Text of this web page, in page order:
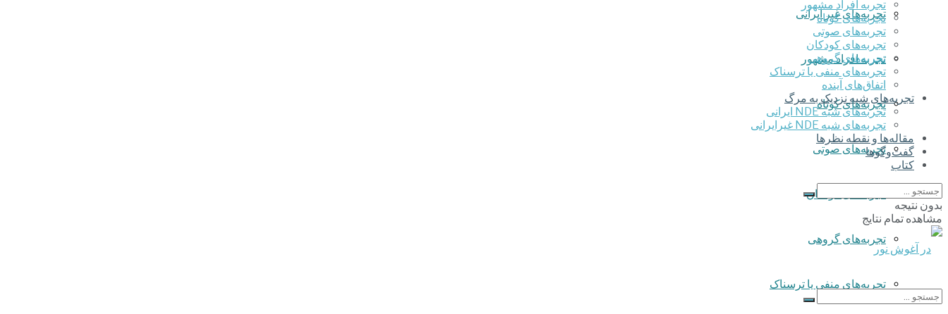
تجربه‌های غیر ایرانی
تجربه افراد مشهور
تجربه‌های کوتاه
تجربه‌های صوتی
تجربه‌های کودکان
تجربه‌های گروهی
‌تجربه‌های منفی یا ترسناک
تجربه افراد مشهور
تجربه‌های کوتاه
تجربه‌های صوتی
تجربه‌های کودکان
تجربه‌های گروهی
‌تجربه‌های منفی یا ترسناک
اتفاق‌های آینده
تجربه‌های شبه نزدیک به مرگ
تجربه‌های شبه NDE ایرانی
تجربه‌های شبه NDE غیرایرانی
مقاله‌ها و نقطه نظرها
گفت‌وگوها
کتاب
بدون نتیجه
مشاهده تمام نتایج